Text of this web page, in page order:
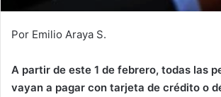
Por Emilio Araya S.
A partir de este 1 de febrero, todas las
vayan a pagar con tarjeta de crédito o